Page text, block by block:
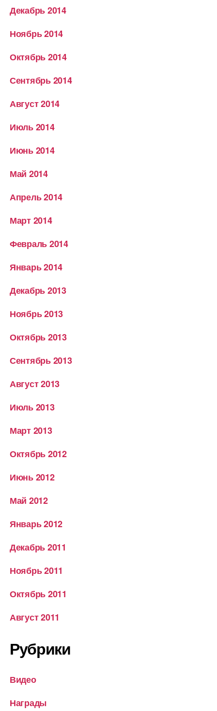
Декабрь 2014
Ноябрь 2014
Октябрь 2014
Сентябрь 2014
Август 2014
Июль 2014
Июнь 2014
Май 2014
Апрель 2014
Март 2014
Февраль 2014
Январь 2014
Декабрь 2013
Ноябрь 2013
Октябрь 2013
Сентябрь 2013
Август 2013
Июль 2013
Март 2013
Октябрь 2012
Июнь 2012
Май 2012
Январь 2012
Декабрь 2011
Ноябрь 2011
Октябрь 2011
Август 2011
Рубрики
Видео
Награды